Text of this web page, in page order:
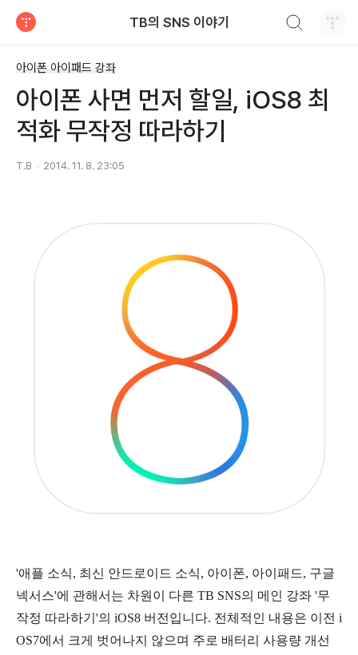
TB의 SNS 이야기
아이폰 아이패드 강좌
아이폰 사면 먼저 할일, iOS8 최
적화 무작정 따라하기
T.B 2014. 11. 8. 23:05
'애플 소식, 최신 안드로이드 소식, 아이폰, 아이패드, 구글
넥서스'에 관해서는 차원이 다른 TB SNS의 메인 강좌 '무
작정 따라하기'의 iOS8 버전입니다. 전체적인 내용은 이전 i
OS7에서 크게 벗어나지 않으며 주로 배터리 사용량 개선